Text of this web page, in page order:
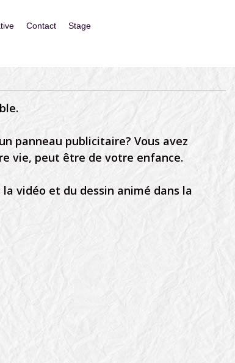
Contact Stage
panneau publicitaire? Vous avez
vie, peut être de votre enfance.
vidéo et du dessin animé dans la